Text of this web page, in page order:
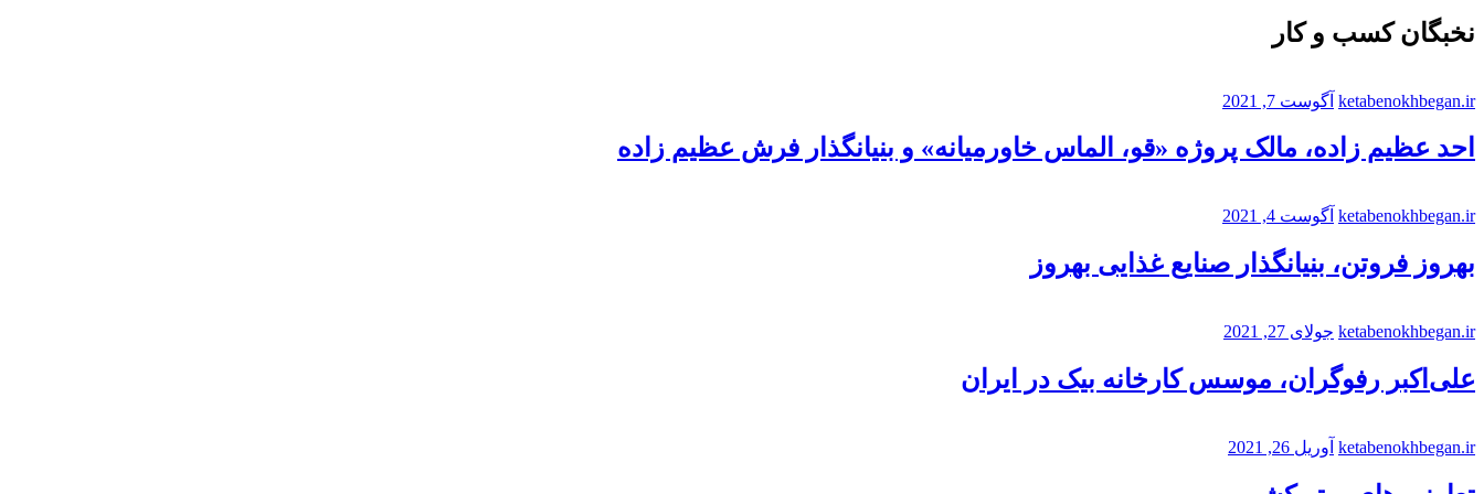
نخبگان کسب و کار
ketabenokhbegan.ir آگوست 7, 2021
احد عظیم زاده، مالک پروژه «قو، الماس خاورمیانه» و بنیانگذار فرش عظیم زاده
ketabenokhbegan.ir آگوست 4, 2021
بهروز فروتن، بنیانگذار صنایع غذایی بهروز
ketabenokhbegan.ir جولای 27, 2021
علی‌اکبر رفوگران، موسس کارخانه بیک در ایران
ketabenokhbegan.ir آوریل 26, 2021